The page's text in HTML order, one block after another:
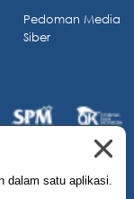
dalam satu aplikasi.
Pedoman Media
Siber